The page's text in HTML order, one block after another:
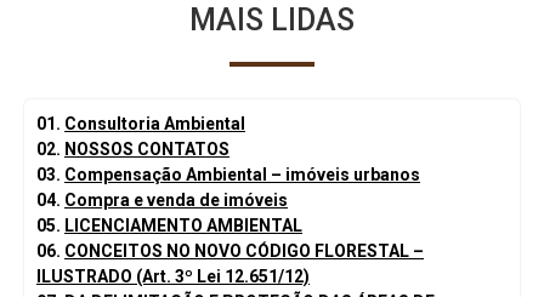
MAIS LIDAS
01. Consultoria Ambiental
02. NOSSOS CONTATOS
03. Compensação Ambiental – imóveis urbanos
04. Compra e venda de imóveis
05. LICENCIAMENTO AMBIENTAL
06. CONCEITOS NO NOVO CÓDIGO FLORESTAL –
ILUSTRADO (Art. 3º Lei 12.651/12)